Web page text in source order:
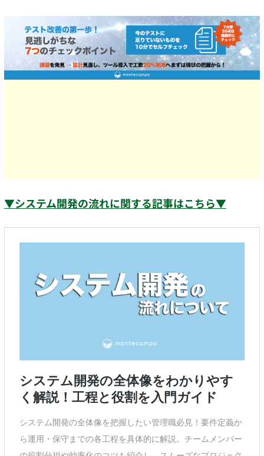
▼システム開発の流れに関する記事はこちら▼